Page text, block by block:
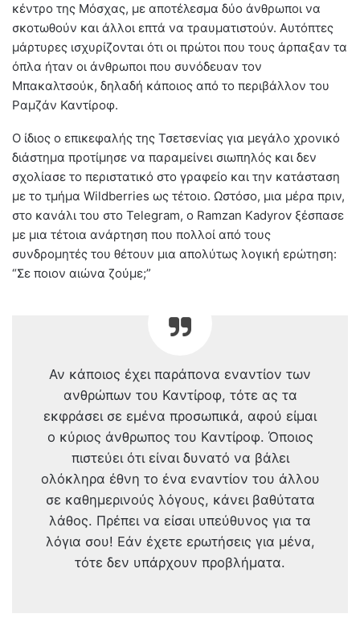
κέντρο της Μόσχας, με αποτέλεσμα δύο άνθρωποι να
σκοτωθούν και άλλοι επτά να τραυματιστούν. Αυτόπτες
μάρτυρες ισχυρίζονται ότι οι πρώτοι που τους άρπαξαν τα
όπλα ήταν οι άνθρωποι που συνόδευαν τον
Μπακαλτσούκ, δηλαδή κάποιος από το περιβάλλον του
Ραμζάν Καντίροφ.
Ο ίδιος ο επικεφαλής της Τσετσενίας για μεγάλο χρονικό
διάστημα προτίμησε να παραμείνει σιωπηλός και δεν
σχολίασε το περιστατικό στο γραφείο και την κατάσταση
με το τμήμα Wildberries ως τέτοιο. Ωστόσο, μια μέρα πριν,
στο κανάλι του στο Telegram, ο Ramzan Kadyrov ξέσπασε
με μια τέτοια ανάρτηση που πολλοί από τους
συνδρομητές του θέτουν μια απολύτως λογική ερώτηση:
“Σε ποιον αιώνα ζούμε;”
Αν κάποιος έχει παράπονα εναντίον των
ανθρώπων του Καντίροφ, τότε ας τα
εκφράσει σε εμένα προσωπικά, αφού είμαι
ο κύριος άνθρωπος του Καντίροφ. Όποιος
πιστεύει ότι είναι δυνατό να βάλει
ολόκληρα έθνη το ένα εναντίον του άλλου
σε καθημερινούς λόγους, κάνει βαθύτατα
λάθος. Πρέπει να είσαι υπεύθυνος για τα
λόγια σου! Εάν έχετε ερωτήσεις για μένα,
τότε δεν υπάρχουν προβλήματα.